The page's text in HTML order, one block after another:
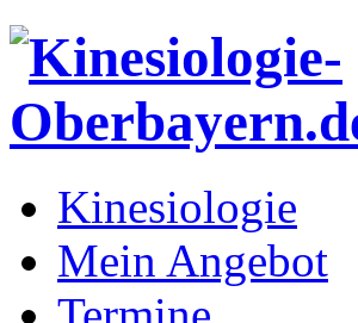
Kinesiologie
Mein Angebot